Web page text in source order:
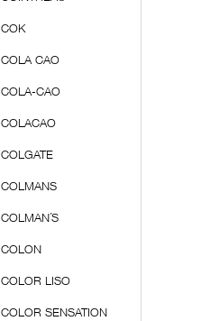
COK
COLA CAO
COLA-CAO
COLACAO
COLGATE
COLMANS
COLMAN´S
COLON
COLOR LISO
COLOR SENSATION